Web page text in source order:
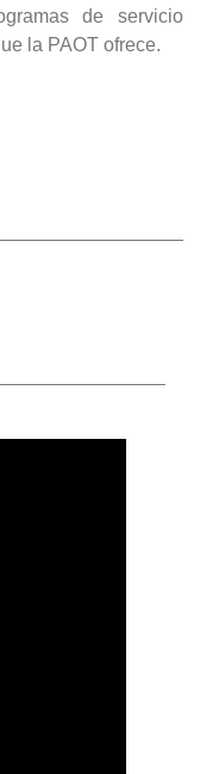
de servicio
la PAOT ofrece.